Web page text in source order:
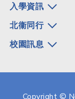
入學資訊
北衞同行
校園訊息
Copyright ©